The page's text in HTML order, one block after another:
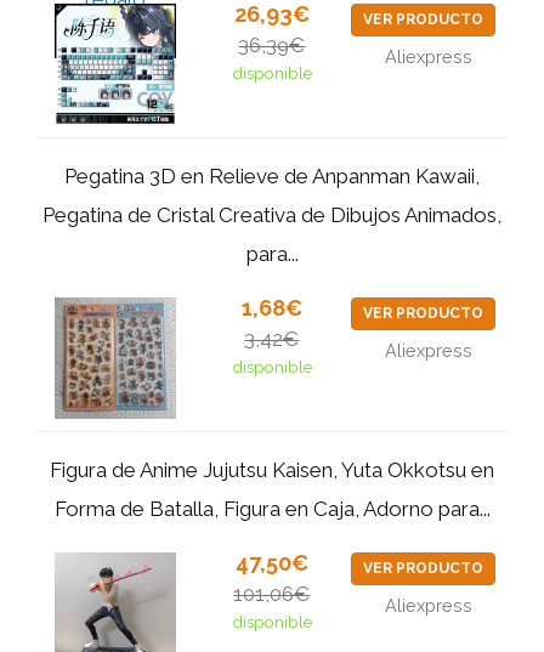
26,93€
36,39€
disponible
VER PRODUCTO
Aliexpress
Pegatina 3D en Relieve de Anpanman Kawaii,
Pegatina de Cristal Creativa de Dibujos Animados,
para...
1,68€
3,42€
disponible
VER PRODUCTO
Aliexpress
Figura de Anime Jujutsu Kaisen, Yuta Okkotsu en
Forma de Batalla, Figura en Caja, Adorno para...
47,50€
101,06€
disponible
VER PRODUCTO
Aliexpress